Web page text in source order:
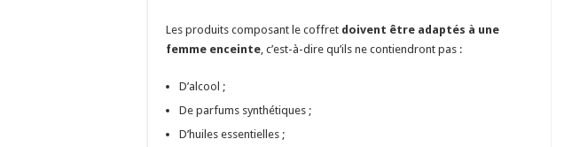
Les produits composant le coffret doivent être adaptés à une
femme enceinte, c’est-à-dire qu’ils ne contiendront pas :
D’alcool ;
De parfums synthétiques ;
D’huiles essentielles ;